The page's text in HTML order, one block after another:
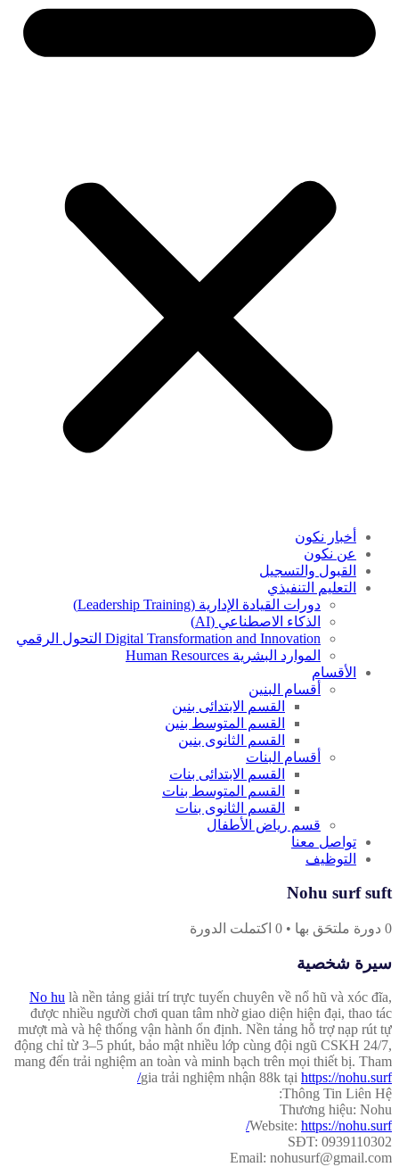
أخبار نكون
عن نكون
القبول والتسجيل
التعليم التنفيذي
دورات القيادة الإدارية (Leadership Training)
الذكاء الاصطناعي (AI)
Digital Transformation and Innovation التحول الرقمي
الموارد البشرية Human Resources
الأقسام
أقسام البنين
القسم الابتدائى بنين
القسم المتوسط بنين
القسم الثانوى بنين
أقسام البنات
القسم الابتدائى بنات
القسم المتوسط بنات
القسم الثانوى بنات
قسم رياض الأطفال
تواصل معنا
التوظيف
Nohu surf suft
0 دورة ملتحَق بها •
0 اكتملت الدورة
سيرة شخصية
No hu là nền tảng giải trí trực tuyến chuyên về nổ hũ và xóc đĩa,
được nhiều người chơi quan tâm nhờ giao diện hiện đại, thao tác
mượt mà và hệ thống vận hành ổn định. Nền tảng hỗ trợ nạp rút tự
động chỉ từ 3–5 phút, bảo mật nhiều lớp cùng đội ngũ CSKH 24/7,
mang đến trải nghiệm an toàn và minh bạch trên mọi thiết bị. Tham
gia trải nghiệm nhận 88k tại https://nohu.surf/
Thông Tin Liên Hệ:
Thương hiệu: Nohu
Website: https://nohu.surf/
SĐT: 0939110302
Email: nohusurf@gmail.com